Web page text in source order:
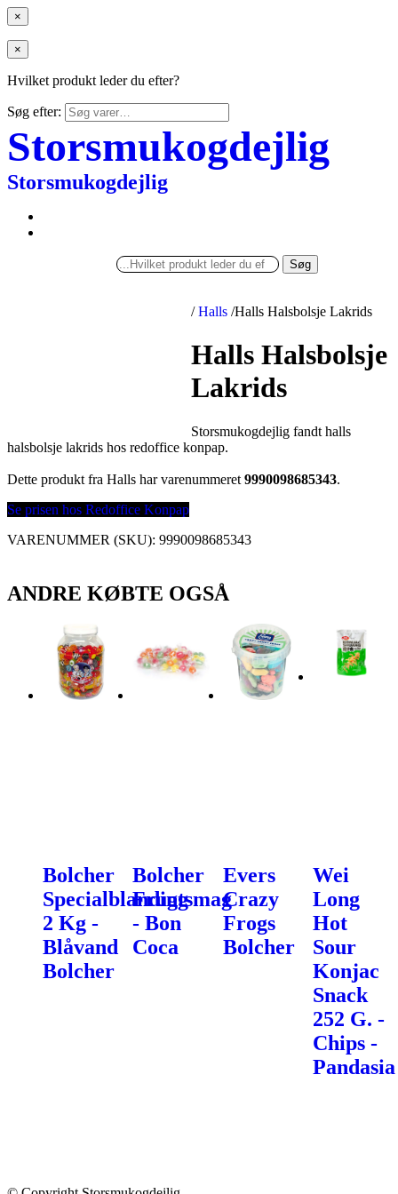
×
×
Hvilket produkt leder du efter?
Søg efter:
Storsmukogdejlig
Storsmukogdejlig
Søg
/ Halls /Halls Halsbolsje Lakrids
Halls Halsbolsje
Lakrids
Storsmukogdejlig fandt halls
halsbolsje lakrids hos redoffice konpap.
Dette produkt fra Halls har varenummeret 9990098685343.
Se prisen hos Redoffice Konpap
VARENUMMER (SKU): 9990098685343
ANDRE KØBTE OGSÅ
Bolcher
Specialblanding
2 Kg -
Blåvand
Bolcher
Bolcher
Frugtsmag
- Bon
Coca
Evers
Crazy
Frogs
Bolcher
Wei
Long
Hot
Sour
Konjac
Snack
252 G. -
Chips -
Pandasia